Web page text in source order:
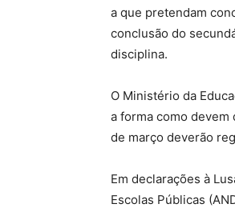
a que pretendam
conclusão do
disciplina.
O Ministério da
a forma como devem
de março deverão
Em declarações à
Escolas Públicas